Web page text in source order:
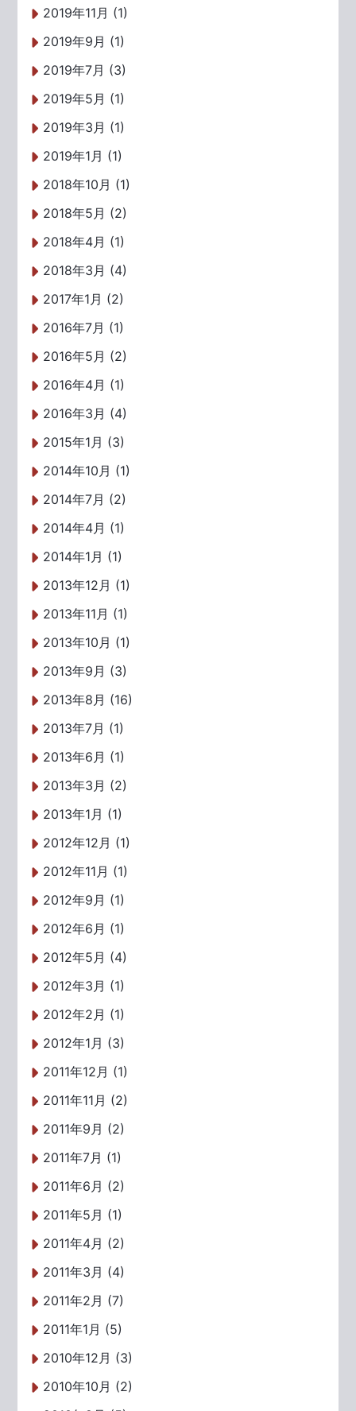
2019年11月 (1)
2019年9月 (1)
2019年7月 (3)
2019年5月 (1)
2019年3月 (1)
2019年1月 (1)
2018年10月 (1)
2018年5月 (2)
2018年4月 (1)
2018年3月 (4)
2017年1月 (2)
2016年7月 (1)
2016年5月 (2)
2016年4月 (1)
2016年3月 (4)
2015年1月 (3)
2014年10月 (1)
2014年7月 (2)
2014年4月 (1)
2014年1月 (1)
2013年12月 (1)
2013年11月 (1)
2013年10月 (1)
2013年9月 (3)
2013年8月 (16)
2013年7月 (1)
2013年6月 (1)
2013年3月 (2)
2013年1月 (1)
2012年12月 (1)
2012年11月 (1)
2012年9月 (1)
2012年6月 (1)
2012年5月 (4)
2012年3月 (1)
2012年2月 (1)
2012年1月 (3)
2011年12月 (1)
2011年11月 (2)
2011年9月 (2)
2011年7月 (1)
2011年6月 (2)
2011年5月 (1)
2011年4月 (2)
2011年3月 (4)
2011年2月 (7)
2011年1月 (5)
2010年12月 (3)
2010年10月 (2)